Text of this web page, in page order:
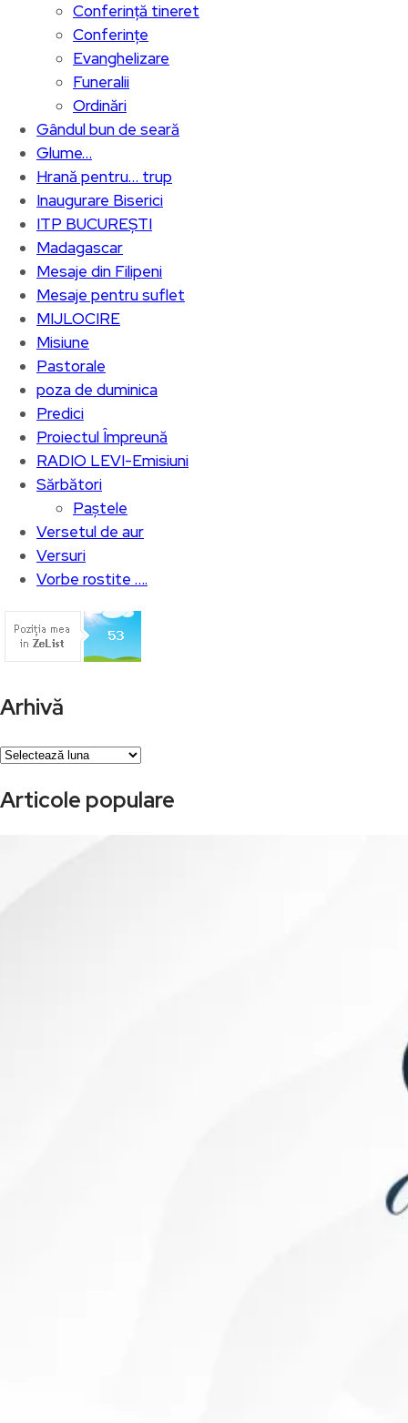
Conferință tineret
Conferințe
Evanghelizare
Funeralii
Ordinări
Gândul bun de seară
Glume…
Hrană pentru… trup
Inaugurare Biserici
ITP BUCUREȘTI
Madagascar
Mesaje din Filipeni
Mesaje pentru suflet
MIJLOCIRE
Misiune
Pastorale
poza de duminica
Predici
Proiectul Împreună
RADIO LEVI-Emisiuni
Sărbători
Paștele
Versetul de aur
Versuri
Vorbe rostite ….
Arhivă
Arhivă
Articole populare